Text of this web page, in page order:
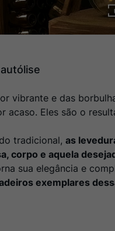
vibrante e das
acaso. Eles são o
tradicional, as
corpo e aquela
sua elegância e
exemplares